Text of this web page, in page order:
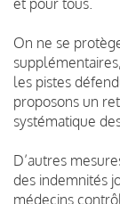
On ne se
les pistes
proposons un
systématique
D’autres
des indemnités
médecins